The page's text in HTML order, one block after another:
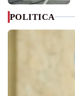
POLITICA